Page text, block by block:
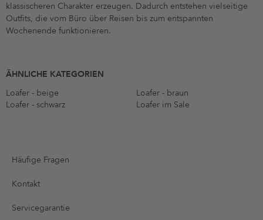
klassischeren Charakter erzeugen. Dadurch entstehen vielseitige
Outfits, die vom Büro über Reisen bis zum entspannten
Wochenende funktionieren.
ÄHNLICHE KATEGORIEN
Loafer - beige
Loafer - braun
Loafer - schwarz
Loafer im Sale
Häufige Fragen
Kontakt
Servicegarantie